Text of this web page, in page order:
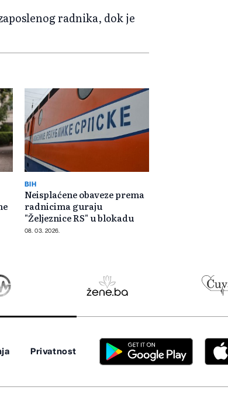
radnika, dok je
BIH
Neisplaćene obaveze prema
radnicima guraju
"Željeznice RS" u blokadu
08. 03. 2026.
Privatnost